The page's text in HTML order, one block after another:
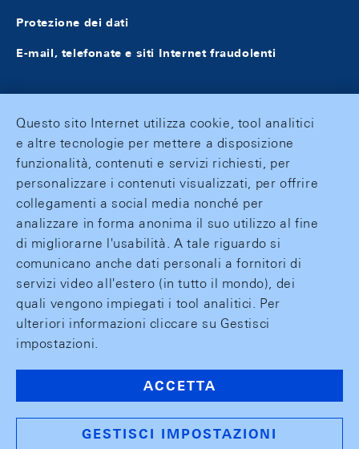
Protezione dei dati
E-mail, telefonate e siti Internet fraudolenti
Questo sito Internet utilizza cookie, tool analitici
e altre tecnologie per mettere a disposizione
funzionalità, contenuti e servizi richiesti, per
personalizzare i contenuti visualizzati, per offrire
collegamenti a social media nonché per
analizzare in forma anonima il suo utilizzo al fine
di migliorarne l'usabilità. A tale riguardo si
comunicano anche dati personali a fornitori di
servizi video all'estero (in tutto il mondo), dei
quali vengono impiegati i tool analitici. Per
ulteriori informazioni cliccare su Gestisci
impostazioni.
ACCETTA
GESTISCI IMPOSTAZIONI